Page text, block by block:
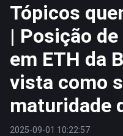
Tópicos
| Posição
em ETH da
vista como
maturidade
2025-09-01 10:22:57